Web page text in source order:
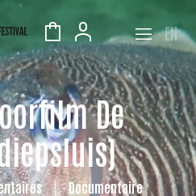
EN
De
Documentaire